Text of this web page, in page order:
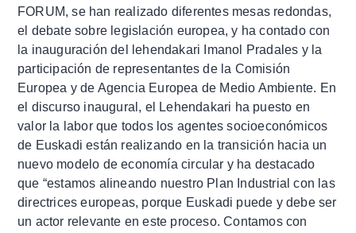
FORUM, se han realizado diferentes mesas redondas,
el debate sobre legislación europea, y ha contado con
la inauguración del lehendakari Imanol Pradales y la
participación de representantes de la Comisión
Europea y de Agencia Europea de Medio Ambiente. En
el discurso inaugural, el Lehendakari ha puesto en
valor la labor que todos los agentes socioeconómicos
de Euskadi están realizando en la transición hacia un
nuevo modelo de economía circular y ha destacado
que “estamos alineando nuestro Plan Industrial con las
directrices europeas, porque Euskadi puede y debe ser
un actor relevante en este proceso. Contamos con